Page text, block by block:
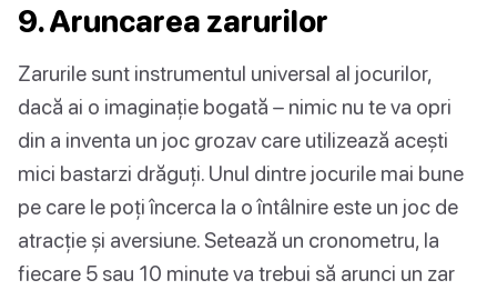
9. Aruncarea zarurilor
Zarurile sunt instrumentul universal al jocurilor,
dacă ai o imaginație bogată – nimic nu te va opri
din a inventa un joc grozav care utilizează acești
mici bastarzi drăguți. Unul dintre jocurile mai bune
pe care le poți încerca la o întâlnire este un joc de
atracție și aversiune. Setează un cronometru, la
fiecare 5 sau 10 minute va trebui să arunci un zar